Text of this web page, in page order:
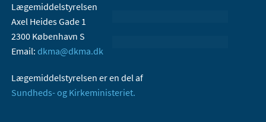
Lægemiddelstyrelsen
Axel Heides Gade 1
2300 København S
Email: dkma@dkma.dk
Lægemiddelstyrelsen er en del af
Sundheds- og Kirkeministeriet.